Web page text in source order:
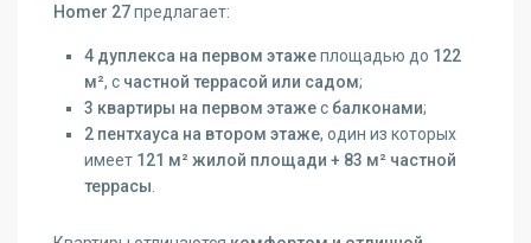
Homer 27предлагает:
4 дуплекса на первом этажеплощадью до 122
м², с частной террасой или садом;
3 квартиры на первом этажес балконами;
2 пентхауса на втором этаже, один из которых
имеет 121 м² жилой площади + 83 м² частной
террасы